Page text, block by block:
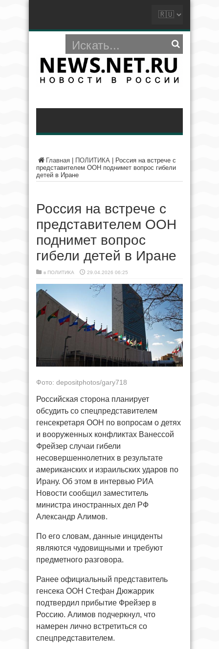
Главная ПОЛИТИКА
Россия на встрече с
представителем ООН поднимет вопрос гибели
детей в Иране
Россия на встрече с
представителем ООН
поднимет вопрос
гибели детей в Иране
в ПОЛИТИКА 29.04.2026 06:25
Фото: depositphotos/gary718
Российская сторона планирует
обсудить со спецпредставителем
генсекретаря ООН по вопросам о детях
и вооруженных конфликтах Ванессой
Фрейзер случаи гибели
несовершеннолетних в результате
американских и израильских ударов по
Ирану. Об этом в интервью РИА
Новости сообщил заместитель
министра иностранных дел РФ
Александр Алимов.
По его словам, данные инциденты
являются чудовищными и требуют
предметного разговора.
Ранее официальный представитель
генсека ООН Стефан Дюжаррик
подтвердил прибытие Фрейзер в
Россию. Алимов подчеркнул, что
намерен лично встретиться со
спецпредставителем.